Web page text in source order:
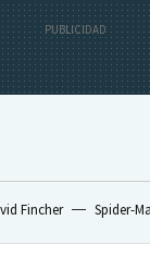
Fincher Spider-